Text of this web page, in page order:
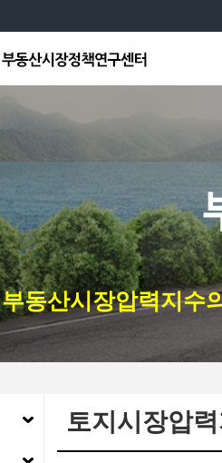
부동산시장압력지수
토지시장압